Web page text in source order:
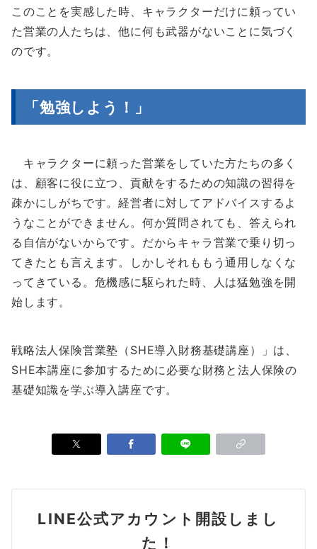
このことを実感した時、キャラクターだけに頼ってい
た営業の人たちは、他に何も武器がないことに気づく
のです。
「勉強しよう！」
キャラクターに頼った営業をしていた方たちの多く
は、顧客に役に立つ、貢献をするための知識の習得を
疎かにしがちです。経営者に対してアドバイスするよ
うなことができません。何か質問されても、答えられ
る自信がないからです。だからキャラ営業で乗り切っ
てきたとも言えます。しかしそれももう通用しなくな
ってきている。危機感に駆られた時、人は猛勉強を開
始します。
戦略法人保険営業塾（SHE導入財務基礎講座）」は、
SHE本講座に参加するために必要な財務と法人保険の
基礎知識を学ぶ導入講座です。
LINE公式アカウント開設しまし
た！